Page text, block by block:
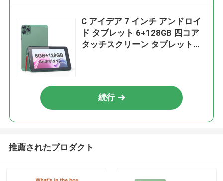
C アイデア 7 インチ アンドロイ
ド タブレット 6+128GB 四コア
タッチスクリーン タブレット
続行
推薦されたプロダクト